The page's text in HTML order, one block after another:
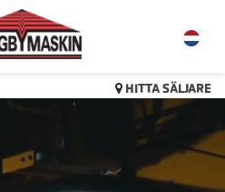
HITTA SÄLJARE